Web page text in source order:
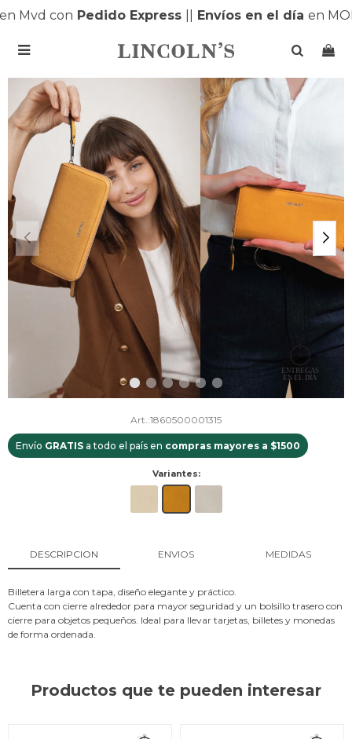
Mvd conPedido Express|| Envíos en el díaen

1860500001315
Envío GRATIS a todo el país en compras mayores a $1500
Variantes:
DESCRIPCION ENVIOS MEDIDAS
Billetera larga con tapa, diseño elegante y práctico.
Cuenta con cierre alrededor para mayor seguridad y un bolsillo trasero con
cierre para objetos pequeños. Ideal para llevar tarjetas, billetes y monedas
de forma ordenada.
Productos que te pueden interesar